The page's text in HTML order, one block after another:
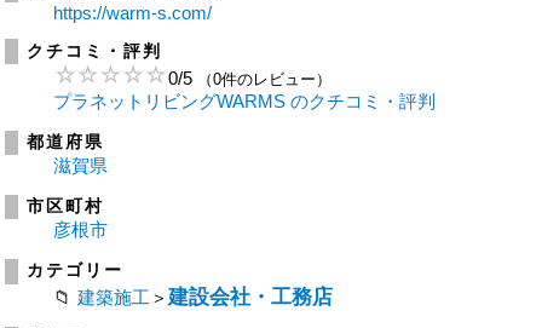
https://warm-s.com/
クチコミ・評判
0/5 （0件のレビュー）
プラネットリビングWARMS のクチコミ・評判
都道府県
滋賀県
市区町村
彦根市
カテゴリー
建築施工 ＞ 建設会社・工務店